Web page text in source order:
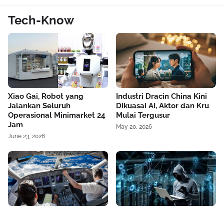
Tech-Know
Xiao Gai, Robot yang
Jalankan Seluruh
Operasional Minimarket 24
Jam
June 23, 2026
Industri Dracin China Kini
Dikuasai AI, Aktor dan Kru
Mulai Tergusur
May 20, 2026